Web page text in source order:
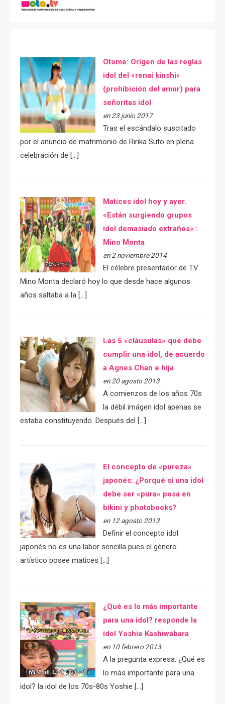
Otome: Orígen de las reglas
idol del «renai kinshi»
(prohibición del amor) para
señoritas idol
en 23 junio 2017
Tras el escándalo suscitado
por el anuncio de matrimonio de Ririka Suto en plena
celebración de […]
Matices idol hoy y ayer.
«Están surgiendo grupos
idol demasiado extraños» :
Mino Monta
en 2 noviembre 2014
El célebre presentador de TV
Mino Monta declaró hoy lo que desde hace algunos
años saltaba a la […]
Las 5 «cláusulas» que debe
cumplir una idol, de acuerdo
a Agnes Chan e hija
en 20 agosto 2013
A comienzos de los años 70s
la débil imágen idol apenas se
estaba constituyendo. Después del […]
El concepto de «pureza»
japonés: ¿Porqué si una idol
debe ser «pura» posa en
bikini y photobooks?
en 12 agosto 2013
Definir el concepto idol
japonés no es una labor sencilla pues el género
artístico posee matices […]
¿Qué es lo más importante
para una idol? responde la
idol Yoshie Kashiwabara
en 10 febrero 2013
A la pregunta expresa: ¿Qué es
lo más importante para una
idol? la idol de los 70s-80s Yoshie […]